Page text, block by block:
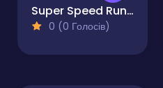
Super Speed Runner
0 (0 Голосів)